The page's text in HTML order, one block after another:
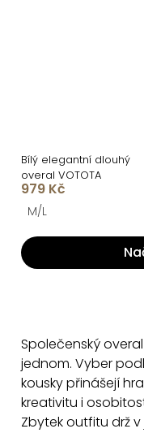
Bílý elegantní dlouhý
overal VOTOTA
979 Kč
M/L
Společenský
jednom. Vyber
kousky přinášejí
kreativitu i
Zbytek outfitu drž